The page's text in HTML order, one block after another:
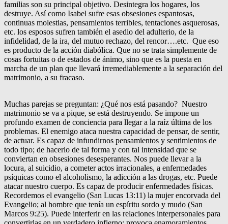
familias son su principal objetivo. Desintegra los hogares, los
destruye. Así como Isabel sufre esas obsesiones espantosas,
continuas molestias, pensamientos terribles, tentaciones asquerosas,
etc. los esposos sufren también el asedio del adulterio, de la
infidelidad, de la ira, del mutuo rechazo, del rencor….etc. Que eso
es producto de la acción diabólica. Que no se trata simplemente de
cosas fortuitas o de estados de ánimo, sino que es la puesta en
marcha de un plan que llevará irremediablemente a la separación del
matrimonio, a su fracaso.
Muchas parejas se preguntan: ¿Qué nos está pasando? Nuestro
matrimonio se va a pique, se está destruyendo. Se impone un
profundo examen de conciencia para llegar a la raíz última de los
problemas. El enemigo ataca nuestra capacidad de pensar, de sentir,
de actuar. Es capaz de infundirnos pensamientos y sentimientos de
todo tipo; de hacerlo de tal forma y con tal intensidad que se
conviertan en obsesiones desesperantes. Nos puede llevar a la
locura, al suicidio, a cometer actos irracionales, a enfermedades
psíquicas como el alcoholismo, la adicción a las drogas, etc. Puede
atacar nuestro cuerpo. Es capaz de producir enfermedades físicas.
Recordemos el evangelio (San Lucas 13:11) la mujer encorvada del
Evangelio; al hombre que tenía un espíritu sordo y mudo (San
Marcos 9:25). Puede interferir en las relaciones interpersonales para